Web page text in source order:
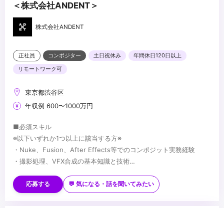
＜株式会社ANDENT＞
株式会社ANDENT
正社員 コンポジター 土日祝休み
年間休日120日以上
リモートワーク可
東京都渋谷区
年収例 600〜1000万円
■必須スキル
※以下いずれか1つ以上に該当する方※
・Nuke、Fusion、After Effects等でのコンポジット実務経験
・撮影処理、VFX合成の基本知識と技術
・アニメ、実写、3D問わず、ハイエンド映像プロジェクトでの実働
経験
応募する 💬 気になる・話を聞いてみたい